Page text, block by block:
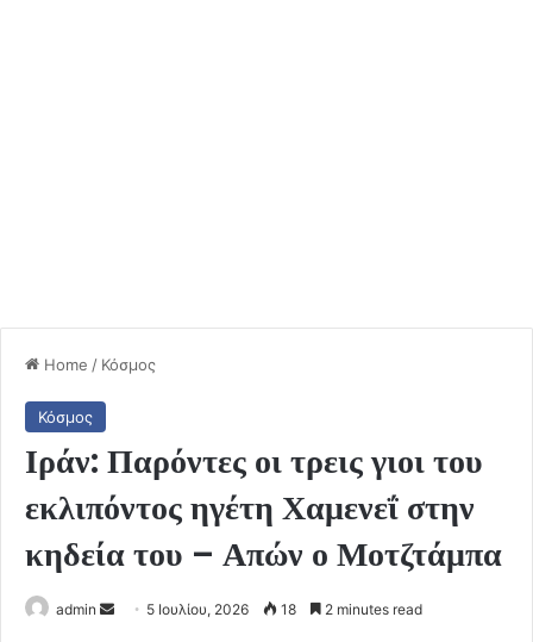
Home / Κόσμος
Κόσμος
Ιράν: Παρόντες οι τρεις γιοι του
εκλιπόντος ηγέτη Χαμενεΐ στην
κηδεία του – Απών ο Μοτζτάμπα
admin
Send 5 Ιουλίου, 2026 18 2 minutes read